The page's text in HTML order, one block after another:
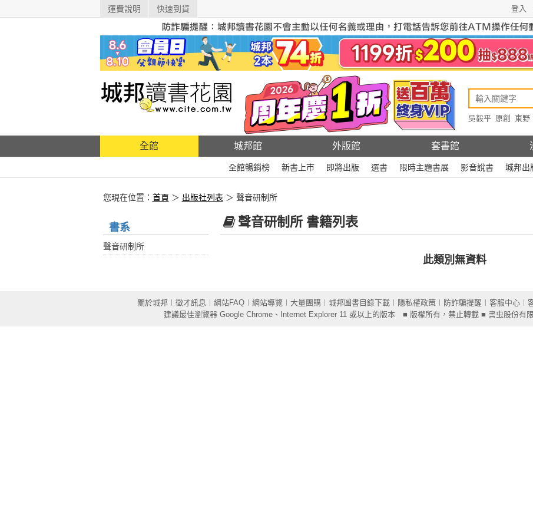
運費說明 快速到貨 登入
吳毅平 原創 東野
全館 城邦館 外版館 套書館
全館暢銷榜 新書上市 即將出版 選書 限時主題書展 影音說書 城邦出
您現在位置： 首頁 ＞ 出版社列表 ＞ 聲音研制所
書系
聲音研制所
聲音研制所 書籍列表
此類別無資料
關於城邦︱ 徵才訊息 網站FAQ︱ 網站導覽︱ 大量團購︱ 城邦圖書目錄下載︱ 隱私權政策︱ 防詐騙提醒 客服中心︱
建議最佳瀏覽器 Google Chrome 、Internet Explorer 11 或以上的版本 ■ 版權所有，禁止轉載 ■ 書虫股份有